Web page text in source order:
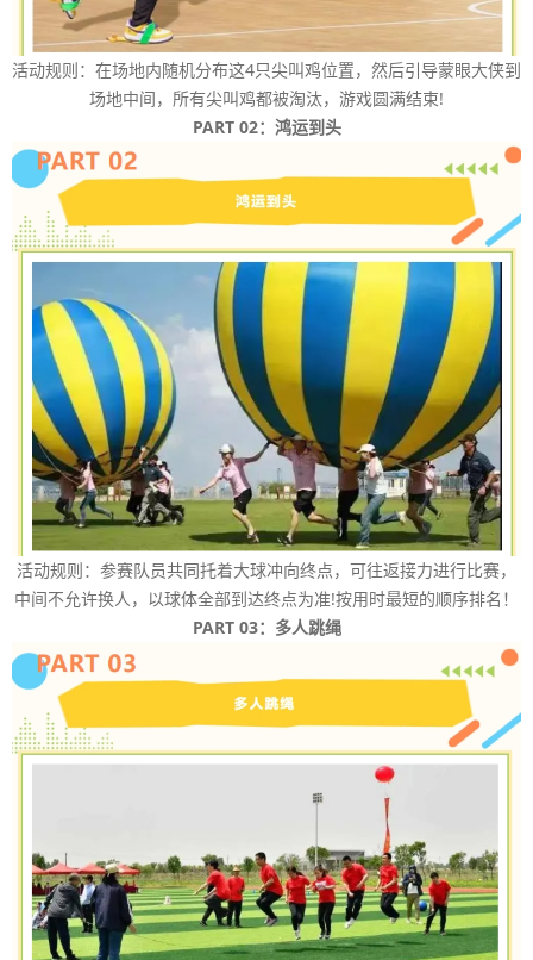
活动规则：在场地内随机分布这4只尖叫鸡位置，然后引导蒙眼大侠到
场地中间，所有尖叫鸡都被淘汰，游戏圆满结束!
PART 02：鸿运到头
活动规则：参赛队员共同托着大球冲向终点，可往返接力进行比赛，
中间不允许换人，以球体全部到达终点为准!按用时最短的顺序排名！
PART 03：多人跳绳